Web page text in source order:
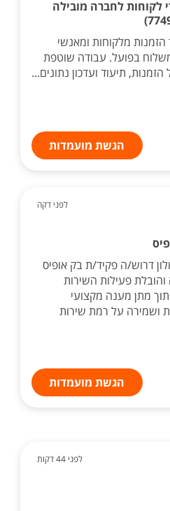
לחברה מובילה
מלקוחות ומאנשי
בפועל. עבודה שוטפת
תיעוד ועדכון נתונים...
הגשת מועמדות
לפני דקה
דרוש/ה פקיד/ת בק אופיס
פעילות השירות
מתן מענה מקצועי
ושמירה על רמת שירות
הגשת מועמדות
לפני 44 דקות